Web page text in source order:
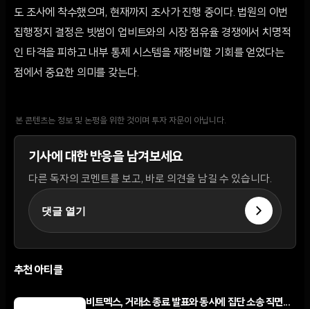
도 조사에 착수했으며, 현재까지 조사가 진행 중이다. 법원의 이번
집행정지 결정은 빗썸이 업비트와의 시장 점유율 경쟁에서 치명적
인 타격을 피하고 내부 통제 시스템을 재정비할 기회를 얻었다는
점에서 중요한 의미를 갖는다.
본 콘텐츠는 정보 및 논평을 위한 것이며 투자 자문이 아닙니다.
기사에 대한 반응을 남겨보세요
다른 독자의 코멘트를 보고, 바로 의견을 남길 수 있습니다.
댓글 열기
추천 아티클
비트멕스, 거래소 종료 발표와 동시에 집단 소송 직면...